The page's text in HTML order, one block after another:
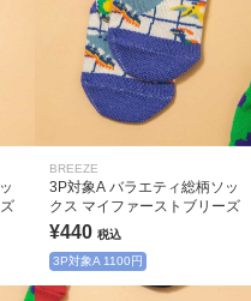
BREEZE
3P対象A バラエティ総柄ソッ
クス マイファーストブリーズ
¥440 税込
3P対象A 1100円